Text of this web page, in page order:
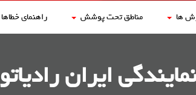
ها مناطق تحت پوشش راهنمای خطاها
نمایندگی ایران